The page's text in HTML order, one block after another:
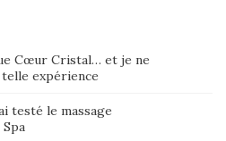
Cœur Cristal… et je ne
telle expérience
testé le massage